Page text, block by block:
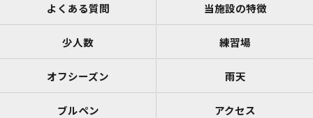
よくある質問 当施設の特徴
少人数 練習場
オフシーズン 雨天
ブルペン アクセス